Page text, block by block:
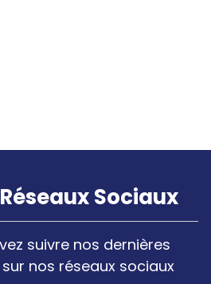
Sociaux
suivre nos dernières
nos réseaux sociaux